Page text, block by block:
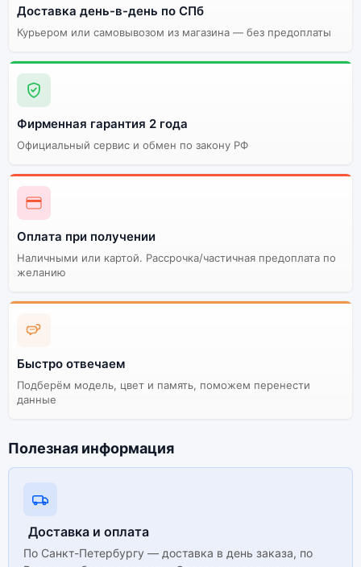
Доставка день-в-день по СПб
Курьером или самовывозом из магазина — без предоплаты
Фирменная гарантия 2 года
Официальный сервис и обмен по закону РФ
Оплата при получении
Наличными или картой. Рассрочка/частичная предоплата по
желанию
Быстро отвечаем
Подберём модель, цвет и память, поможем перенести
данные
Полезная информация
Доставка и оплата
По Санкт-Петербургу — доставка в день заказа, по